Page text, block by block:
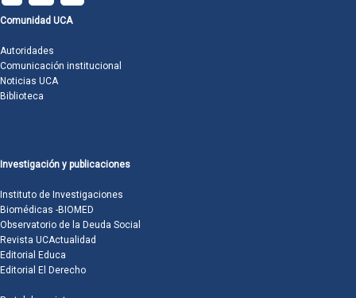
Comunidad UCA
Autoridades
Comunicación institucional
Noticias UCA
Biblioteca
Investigación y publicaciones
Instituto de Investigaciones
Biomédicas -BIOMED
Observatorio de la Deuda Social
Revista UCActualidad
Editorial Educa
Editorial El Derecho